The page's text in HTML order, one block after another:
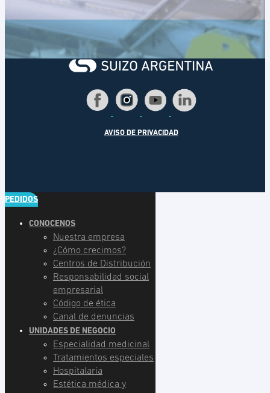
AVISO DE PRIVACIDAD
PEDIDOS
CONOCENOS
Nuestra empresa
¿Cómo crecimos?
Centros de Distribución
Responsabilidad social
empresarial
Código de ética
Canal de denuncias
UNIDADES DE NEGOCIO
Especialidad medicinal
Tratamientos especiales
Hospitalaria
Estética médica y